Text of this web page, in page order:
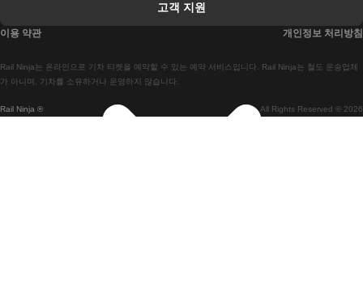
마드리드-리스본 열차
마드리드에서 바르셀로나로 가는 고속 열차
Rail Ninja ® All Rights Reserved © 2026
Rail Ninja는 온라인으로 기차 티켓을 예약할 수 있는 예약 서비스입니다. Rail Ninja는 철도 운송업체
가 아니며, 기차를 소유하거나 운영하지 않습니다.
고객 지원
이용 약관 개인정보 처리방침